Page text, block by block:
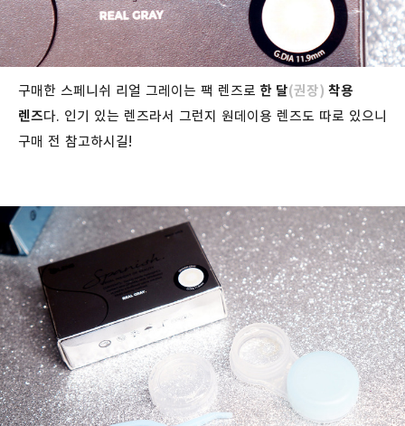
구매한 스페니쉬 리얼 그레이는 팩 렌즈로 한 달(권장) 착용
렌즈다. 인기 있는 렌즈라서 그런지 원데이용 렌즈도 따로 있으니
구매 전 참고하시길!